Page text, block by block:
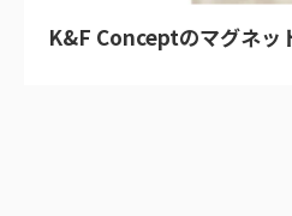
K&F Conceptのマグネッ